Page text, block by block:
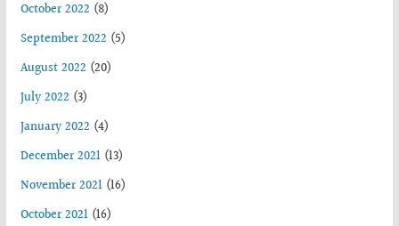
October 2022 (8)
September 2022 (5)
August 2022 (20)
July 2022 (3)
January 2022 (4)
December 2021(13)
November 2021(16)
October 2021(16)